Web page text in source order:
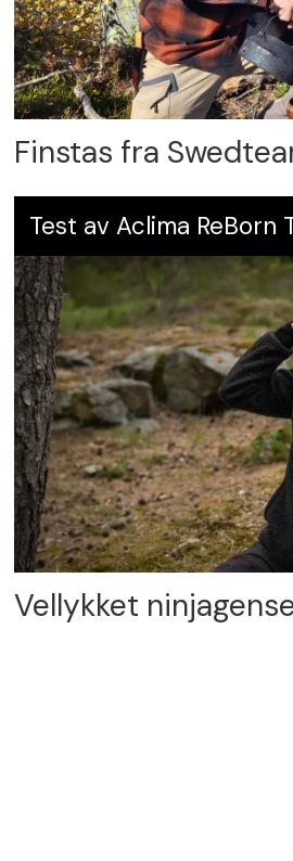
Finstas fra
Test av Aclima ReBorn
Vellykket